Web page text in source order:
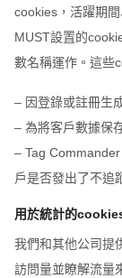
cookies，活躍期
MUST設置的
數名稱運作。這些
– 因登錄或註冊生
– 為將客戶數據保
– Tag
戶是否發出了不追
用於統計的
我們和其他公司提
訪問量並瞭解流量